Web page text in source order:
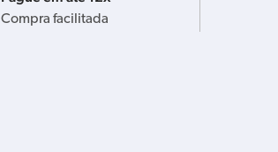
Compra facilitada